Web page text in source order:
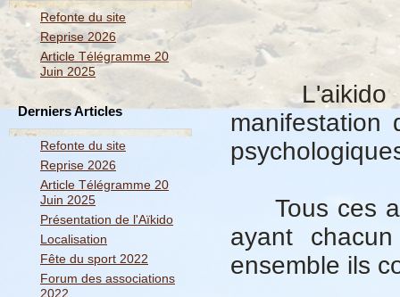
Refonte du site
Reprise 2026
Article Télégramme 20
Juin 2025
Derniers Articles
Refonte du site
Reprise 2026
Article Télégramme 20
Juin 2025
Présentation de l'Aïkido
Localisation
Fête du sport 2022
Forum des associations
2022
L'aikido
Tous ces
ayant
ensemble ils